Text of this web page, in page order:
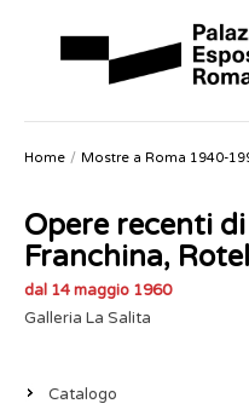
Home Mostre a Roma 1940-
Opere recenti
Franchina,
dal 14 maggio 1960
Galleria La Salita
Catalogo